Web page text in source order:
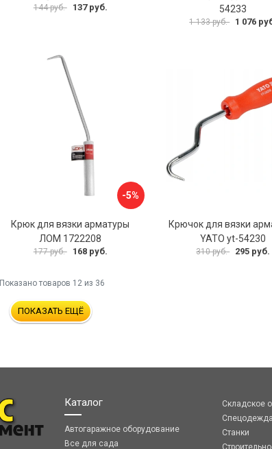
144 руб. 137 руб.
54233
1 133 руб. 1 076
-5%
Крюк для вязки арматуры
ЛОМ 1722208
177 руб. 168 руб.
Крючок для вязки
YATO yt-54230
310 руб. 295 руб.
Показано товаров 12 из 36
ПОКАЗАТЬ ЕЩЁ
Каталог
Автогаражное оборудование
Все для сада
Складское
Станки